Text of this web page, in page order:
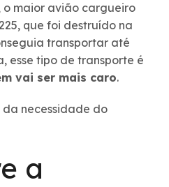
o maior avião cargueiro
que foi destruído na
transportar até
esse tipo de transporte é
vai ser mais caro.
necessidade do
a